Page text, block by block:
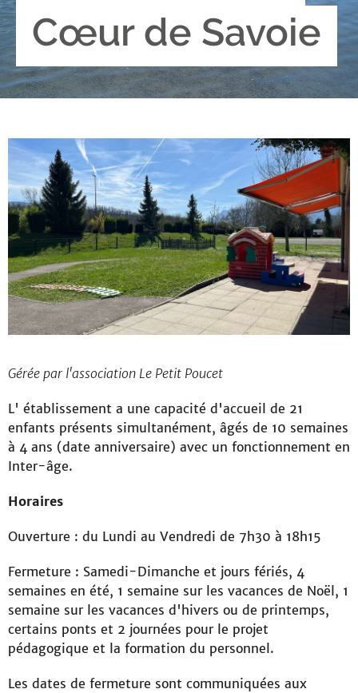
Cœur de Savoie
Gérée par l'association Le Petit Poucet
L' établissement a une capacité d'accueil de 21
enfants présents simultanément, âgés de 10 semaines
à 4 ans (date anniversaire) avec un fonctionnement en
Inter-âge.
Horaires
Ouverture : du Lundi au Vendredi de 7h30 à 18h15
Fermeture : Samedi-Dimanche et jours fériés, 4
semaines en été, 1 semaine sur les vacances de Noël, 1
semaine sur les vacances d'hivers ou de printemps,
certains ponts et 2 journées pour le projet
pédagogique et la formation du personnel.
Les dates de fermeture sont communiquées aux